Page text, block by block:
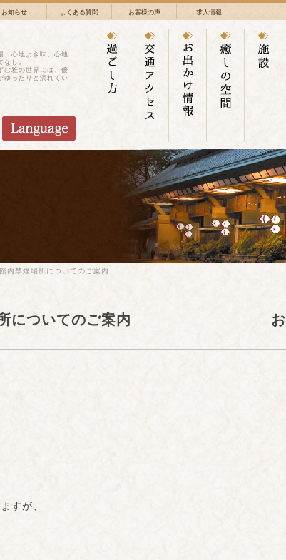
お知らせ よくある質問 お客様の声 求人情報
、心地よき味、心地
なし。
む雅の世界には、優
ゆったりと流れてい
せ】館内禁煙場所についてのご案内
禁煙場所についてのご案内 お
すが、